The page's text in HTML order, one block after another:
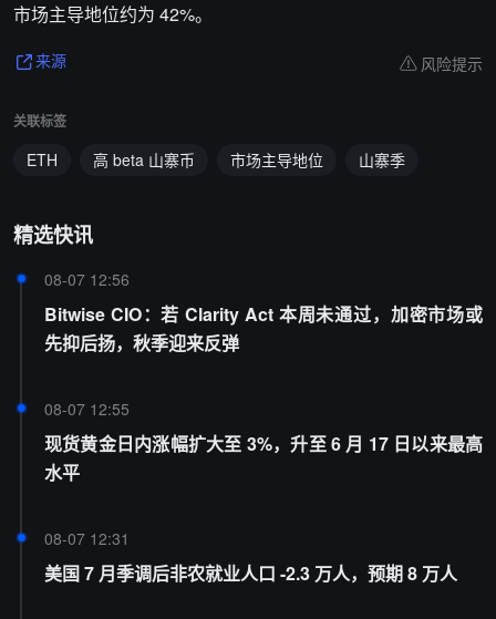
市场主导地位约为 42%。
来源 风险提示
关联标签
ETH 高 beta 山寨币 市场主导地位 山寨季
精选快讯
08-07 12:56
Bitwise CIO：若 Clarity Act 本周未通过，加密市场或
先抑后扬，秋季迎来反弹
08-07 12:55
现货黄金日内涨幅扩大至 3%，升至 6 月 17 日以来最高
水平
08-07 12:31
美国 7 月季调后非农就业人口 -2.3 万人，预期 8 万人